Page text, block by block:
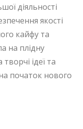
діяльності
якості
кайфу та
на плідну
ідеї та
початок нового